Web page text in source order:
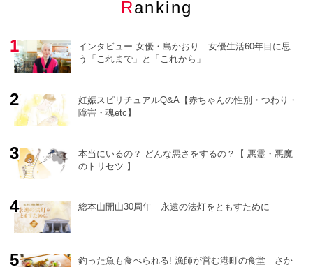
Ranking
インタビュー 女優・島かおり―女優生活60年目に思
う「これまで」と「これから」
妊娠スピリチュアルQ&A【赤ちゃんの性別・つわり・
障害・魂etc】
本当にいるの？ どんな悪さをするの？【 悪霊・悪魔
のトリセツ 】
総本山開山30周年 永遠の法灯をともすために
釣った魚も食べられる! 漁師が営む港町の食堂 さか